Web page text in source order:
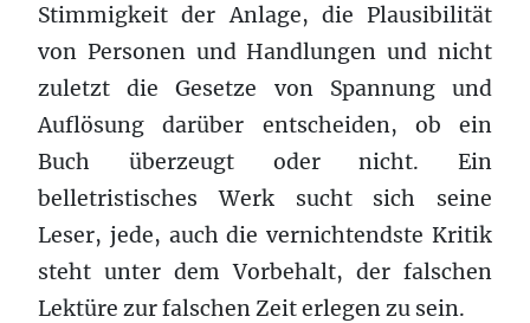
Stimmigkeit der Anlage, die Plausibilität
von Personen und Handlungen und nicht
zuletzt die Gesetze von Spannung und
Auflösung darüber entscheiden, ob ein
Buch überzeugt oder nicht. Ein
belletristisches Werk sucht sich seine
Leser, jede, auch die vernichtendste Kritik
steht unter dem Vorbehalt, der falschen
Lektüre zur falschen Zeit erlegen zu sein.